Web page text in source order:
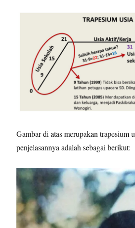
Gambar di atas merupakan trapesium
penjelasannya adalah sebagai berikut: